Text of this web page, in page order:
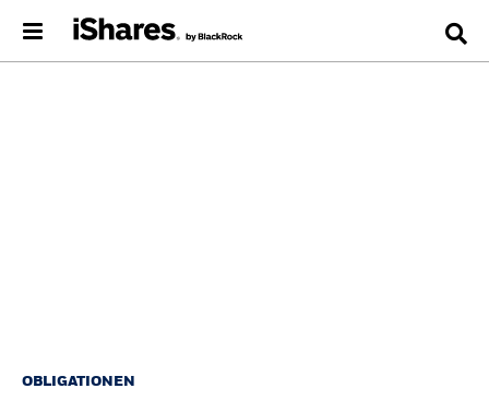
OBLIGATIONEN